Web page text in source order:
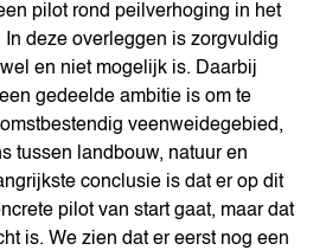
pilot rond peilverhoging in het
deze overleggen is zorgvuldig
en niet mogelijk is. Daarbij
gedeelde ambitie is om te
veenweidegebied,
tussen landbouw, natuur en
conclusie is dat er op dit
pilot van start gaat, maar dat
is. We zien dat er eerst nog een